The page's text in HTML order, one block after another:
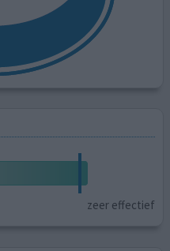
zeer effectief